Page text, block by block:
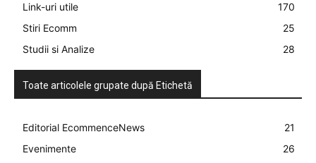
Link-uri utile
170
Stiri Ecomm
25
Studii si Analize
28
Toate articolele grupate după Etichetă
Editorial EcommenceNews
21
Evenimente
26